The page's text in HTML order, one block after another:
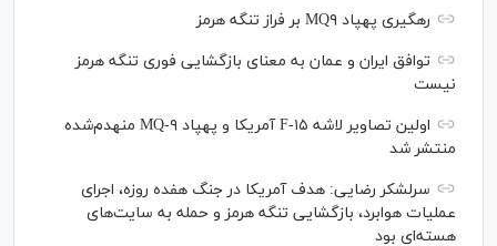
رهگیری پهپاد MQ۹ بر فراز تنگه هرمز
توافق ایران و عمان به معنای بازگشایی فوری تنگه هرمز
نیست
اولین تصاویر لاشه F-۱۵ آمریکا و پهپاد MQ-۹ منهدم‌شده
منتشر شد
سرلشکر رضایی: هدف آمریکا در جنگ هفده روزه، اجرای
عملیات هوابرد، بازگشایی تنگه هرمز و حمله به سایت‌های
هسته‌ای بود